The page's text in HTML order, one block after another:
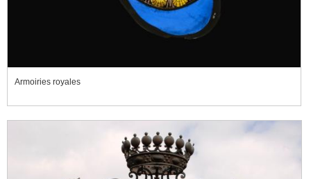
Armoiries royales